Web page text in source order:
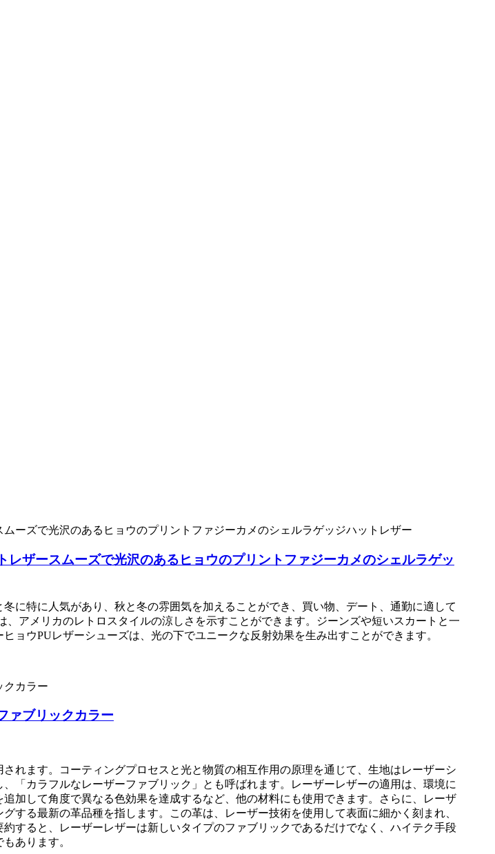
ザースムーズで光沢のあるヒョウのプリントファジーカメのシェルラゲッ
に特に人気があり、秋と冬の雰囲気を加えることができ、買い物、デート、通勤に適して
アメリカのレトロスタイルの涼しさを示すことができます。ジーンズや短いスカートと一
ョウPUレザーシューズは、光の下でユニークな反射効果を生み出すことができます。
ァブリックカラー
れます。コーティングプロセスと光と物質の相互作用の原理を通じて、生地はレーザーシ
「カラフルなレーザーファブリック」とも呼ばれます。レーザーレザーの適用は、環境に
加して角度で異なる色効果を達成するなど、他の材料にも使用できます。さらに、レーザ
する最新の革品種を指します。この革は、レーザー技術を使用して表面に細かく刻まれ、
すると、レーザーレザーは新しいタイプのファブリックであるだけでなく、ハイテク手段
あります。